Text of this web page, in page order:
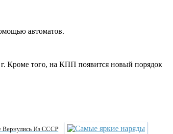
автоматов.
г. Кроме того, на КПП появится новый порядок
Из СССР